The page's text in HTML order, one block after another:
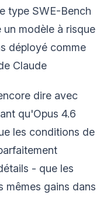
type SWE-Bench
modèle à risque
déployé comme
Claude
dire avec
qu'Opus 4.6
les conditions de
- que les
mêmes gains dans